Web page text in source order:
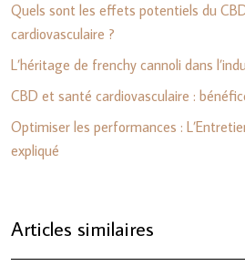
Quels sont les effets potentiels du
cardiovasculaire ?
L’héritage de frenchy cannoli dans
CBD et santé cardiovasculaire :
Optimiser les performances :
expliqué
Articles similaires